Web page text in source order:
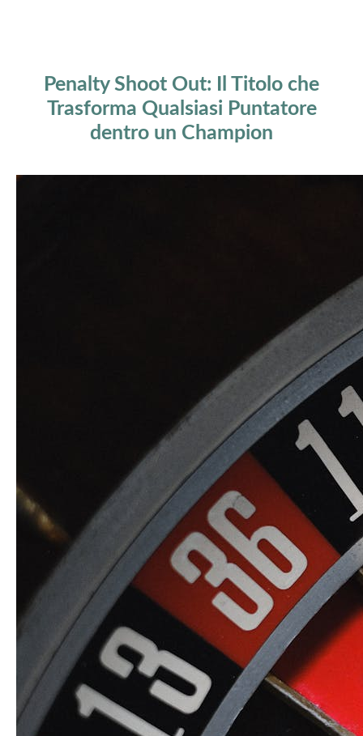
Penalty Shoot Out: Il Titolo che
Trasforma Qualsiasi Puntatore
dentro un Champion